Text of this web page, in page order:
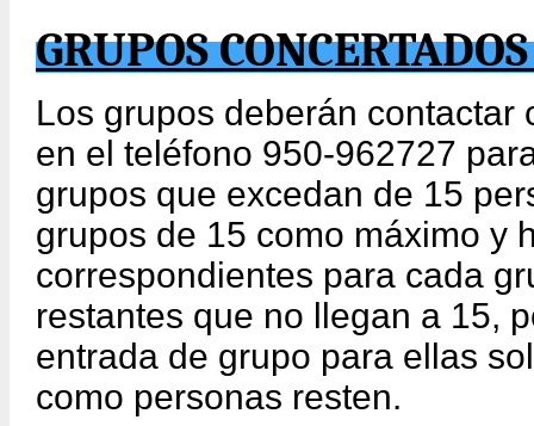
GRUPOS
Los grupos deberán
en el teléfono 950-962727
grupos que excedan de 15
grupos de 15 como máximo y
correspondientes para cada
restantes que no llegan a 15,
entrada de grupo para ellas
como personas resten.